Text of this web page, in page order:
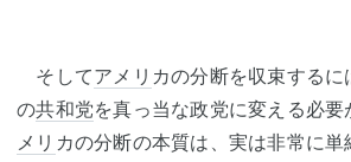
そしてアメリ カの分断を収束する
の共和党を真っ当な政党に変える必
メリ カの分断の本質は、実は非常に